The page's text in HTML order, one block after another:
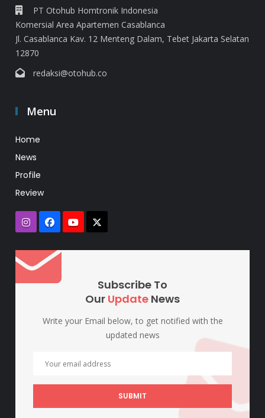
PT Otohub Homtronik Indonesia
Komersial Area Apartemen Casablanca
Jl. Casablanca Kav. 12 Menteng Dalam, Tebet Jakarta Selatan
12870
redaksi@otohub.co
Menu
Home
News
Profile
Review
Subscribe To
Our Update News
Write your Email below, to get notified with the
updated news
SUBMIT